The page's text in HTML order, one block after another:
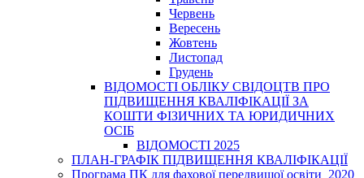
Червень
Вересень
Жовтень
Листопад
Грудень
ВІДОМОСТІ ОБЛІКУ СВІДОЦТВ ПРО
ПІДВИЩЕННЯ КВАЛІФІКАЦІЇ ЗА
КОШТИ ФІЗИЧНИХ ТА ЮРИДИЧНИХ
ОСІБ
ВІДОМОСТІ 2025
ПЛАН-ГРАФІК ПІДВИЩЕННЯ КВАЛІФІКАЦІЇ
Програма ПК для фахової передвищої освіти_2020